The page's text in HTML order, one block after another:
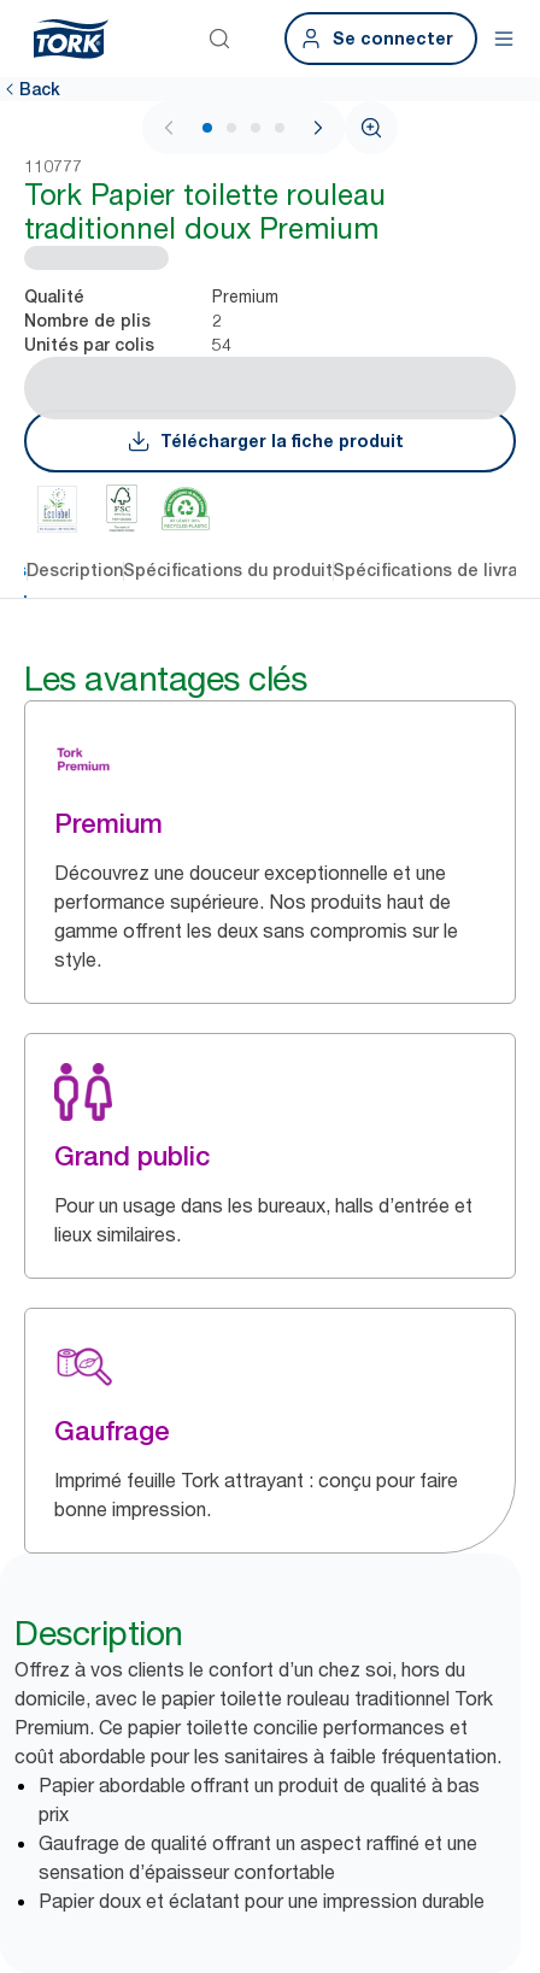
Se connecter
Back
1 / 4
110777
Tork Papier toilette rouleau
traditionnel doux Premium
Qualité Premium
Nombre de plis 2
Unités par colis 54
Télécharger la fiche produit
DescriptionSpécifications du produitSpécifications de
Les avantages clés
Premium
Découvrez une douceur exceptionnelle et une
performance supérieure. Nos produits haut de
gamme offrent les deux sans compromis sur le
style.
Grand public
Pour un usage dans les bureaux, halls d’entrée et
lieux similaires.
Gaufrage
Imprimé feuille Tork attrayant : conçu pour faire
bonne impression.
Description
Offrez à vos clients le confort d’un chez soi, hors du
domicile, avec le papier toilette rouleau traditionnel Tork
Premium. Ce papier toilette concilie performances et
coût abordable pour les sanitaires à faible fréquentation.
Papier abordable offrant un produit de qualité à bas
prix
Gaufrage de qualité offrant un aspect raffiné et une
sensation d’épaisseur confortable
Papier doux et éclatant pour une impression durable